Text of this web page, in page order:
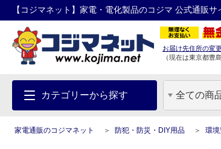
【コジマネット】家電・電化製品のコジマ 公式通販サ
お届け先住所の変更
（現在は東京都豊
カテゴリーから探す 全ての商
家電通販のコジマネット 防犯・防災・DIY用品 環